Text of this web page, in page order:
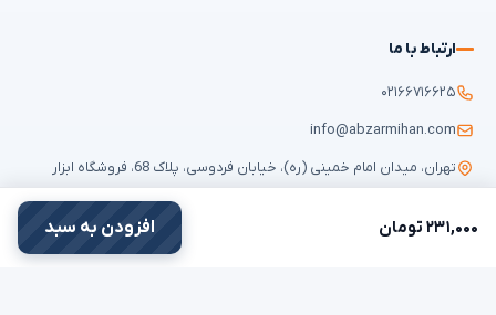
۲۳۱,۰۰۰ تومان افزودن به سبد
ارتباط با ما
۰۲۱۶۶۷۱۶۶۲۵
info@abzarmihan.com
تهران، میدان امام خمینی (ره)، خیابان فردوسی، پلاک 68، فروشگاه ابزار